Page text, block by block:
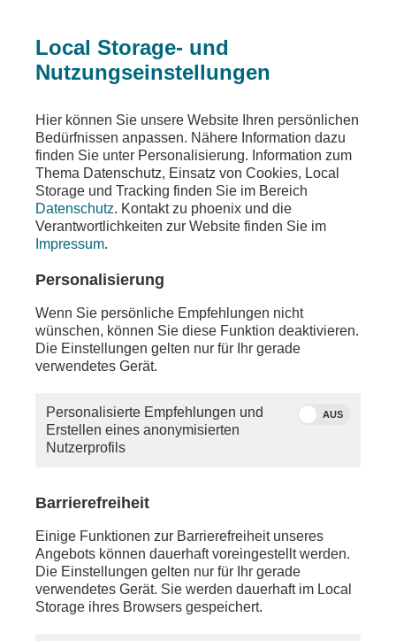
Local Storage- und
Nutzungseinstellungen
Hier können Sie unsere Website Ihren persönlichen
Bedürfnissen anpassen. Nähere Information dazu
finden Sie unter Personalisierung. Information zum
Thema Datenschutz, Einsatz von Cookies, Local
Storage und Tracking finden Sie im Bereich
Datenschutz. Kontakt zu phoenix und die
Verantwortlichkeiten zur Website finden Sie im
Impressum.
Personalisierung
Wenn Sie persönliche Empfehlungen nicht
wünschen, können Sie diese Funktion deaktivieren.
Die Einstellungen gelten nur für Ihr gerade
verwendetes Gerät.
Personalisierte Empfehlungen und
Erstellen eines anonymisierten
Nutzerprofils
AUS
Barrierefreiheit
Einige Funktionen zur Barrierefreiheit unseres
Angebots können dauerhaft voreingestellt werden.
Die Einstellungen gelten nur für Ihr gerade
verwendetes Gerät. Sie werden dauerhaft im Local
Storage ihres Browsers gespeichert.